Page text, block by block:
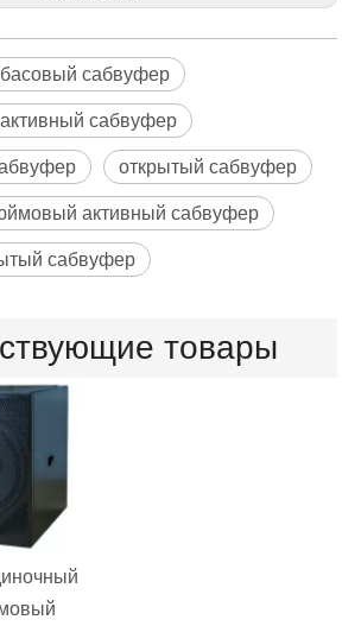
сабвуфер
сабвуфер
открытый сабвуфер
активный сабвуфер
сабвуфер
товары